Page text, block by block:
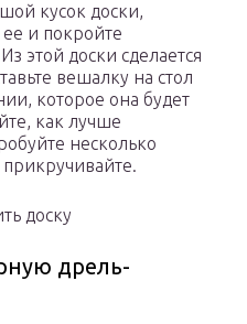
кусок доски,
и покройте
этой доски сделается
вешалку на стол
которое она будет
как лучше
несколько
доску
дрель-